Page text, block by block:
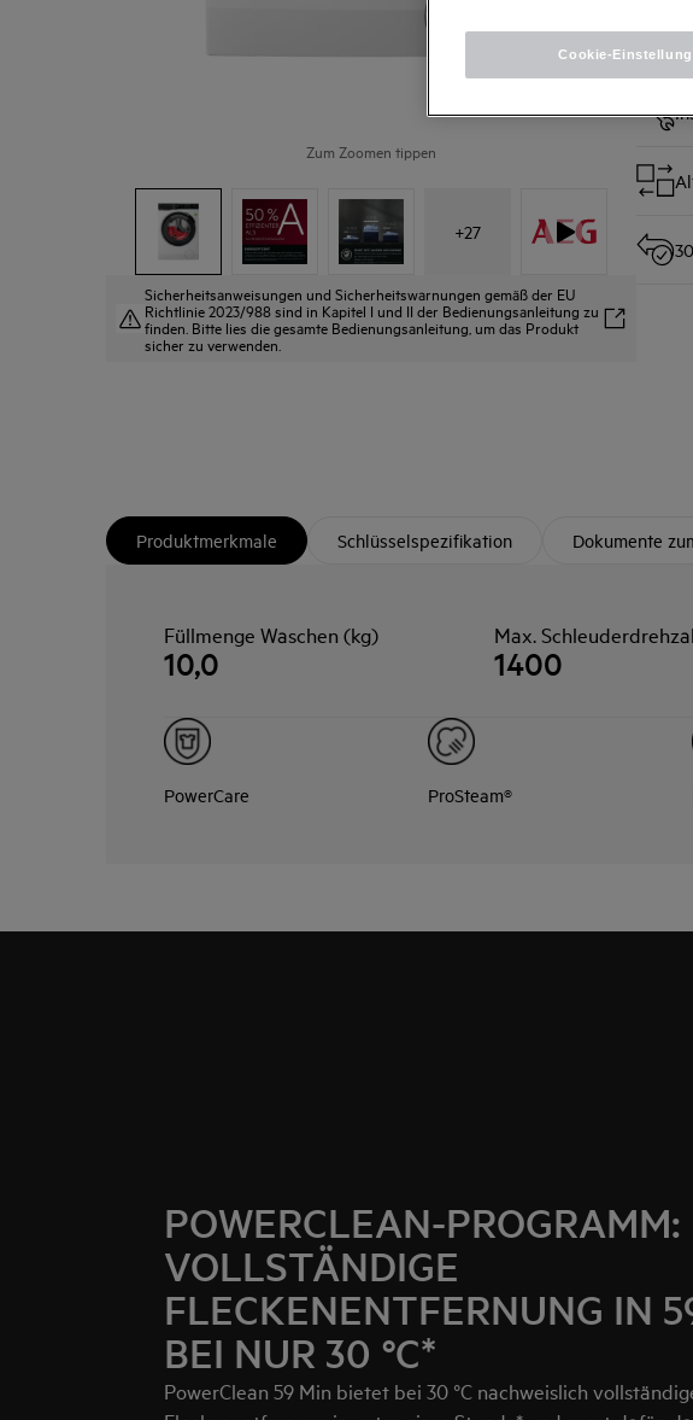
Zum Zoomen tippen
+27
Sicherheitsanweisungen und Sicherheitswarnungen gemäß der EU
Richtlinie 2023/988 sind in Kapitel I und II der Bedienungsanleitung zu
finden. Bitte lies die gesamte Bedienungsanleitung, um das Produkt
sicher zu verwenden.
Produktmerkmale Schlüsselspezifikation Dokumente
Füllmenge Waschen (kg)
10,0
Max.
1400
PowerCare ProSteam®
POWERCLEAN-PROGRAMM:
VOLLSTÄNDIGE
FLECKENENTFERNUNG IN
BEI NUR 30 °C*
PowerClean 59 Min bietet bei 30 °C nachweislich
Cookie-